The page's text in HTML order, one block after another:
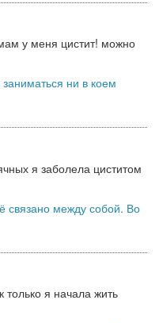
у меня цистит! можно
ни в коем
я заболела циститом
связано между собой. Во
я начала жить